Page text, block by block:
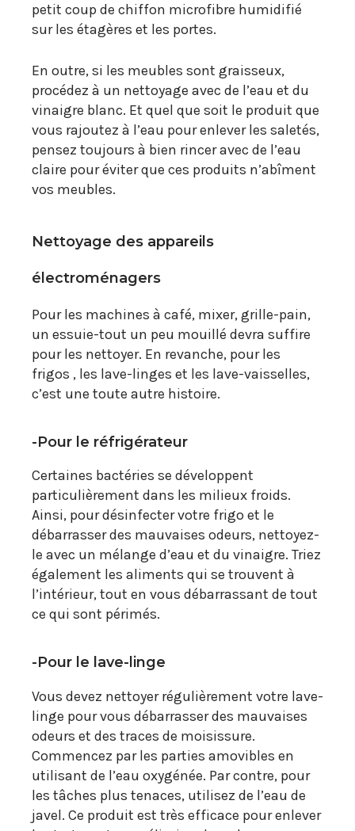
petit coup de chiffon microfibre humidifié
sur les étagères et les portes.
En outre, si les meubles sont graisseux,
procédez à un nettoyage avec de l’eau et du
vinaigre blanc. Et quel que soit le produit que
vous rajoutez à l’eau pour enlever les saletés,
pensez toujours à bien rincer avec de l’eau
claire pour éviter que ces produits n’abîment
vos meubles.
Nettoyage des appareils
électroménagers
Pour les machines à café, mixer, grille-pain,
un essuie-tout un peu mouillé devra suffire
pour les nettoyer. En revanche, pour les
frigos , les lave-linges et les lave-vaisselles,
c’est une toute autre histoire.
-Pour le réfrigérateur
Certaines bactéries se développent
particulièrement dans les milieux froids.
Ainsi, pour désinfecter votre frigo et le
débarrasser des mauvaises odeurs, nettoyez-
le avec un mélange d’eau et du vinaigre. Triez
également les aliments qui se trouvent à
l’intérieur, tout en vous débarrassant de tout
ce qui sont périmés.
-Pour le lave-linge
Vous devez nettoyer régulièrement votre lave-
linge pour vous débarrasser des mauvaises
odeurs et des traces de moisissure.
Commencez par les parties amovibles en
utilisant de l’eau oxygénée. Par contre, pour
les tâches plus tenaces, utilisez de l’eau de
javel. Ce produit est très efficace pour enlever